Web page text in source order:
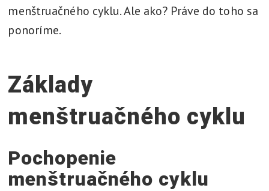
menštruačného cyklu. Ale ako? Práve do toho sa
ponoríme.
Základy
menštruačného cyklu
Pochopenie
menštruačného cyklu